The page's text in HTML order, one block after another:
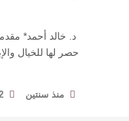
د. خالد أحمد*
حصر لها للخيال
منذ سنتين